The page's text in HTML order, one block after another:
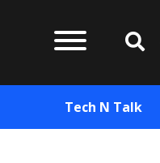
Tech N Talk